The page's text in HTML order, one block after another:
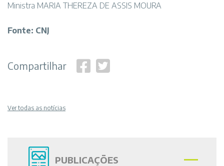
Ministra MARIA THEREZA DE ASSIS MOURA
Fonte: CNJ
Compartilhar
Ver todas as notícias
PUBLICAÇÕES